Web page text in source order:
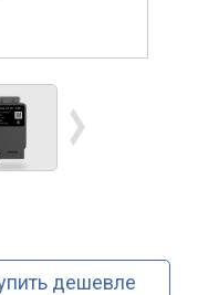
дешевле